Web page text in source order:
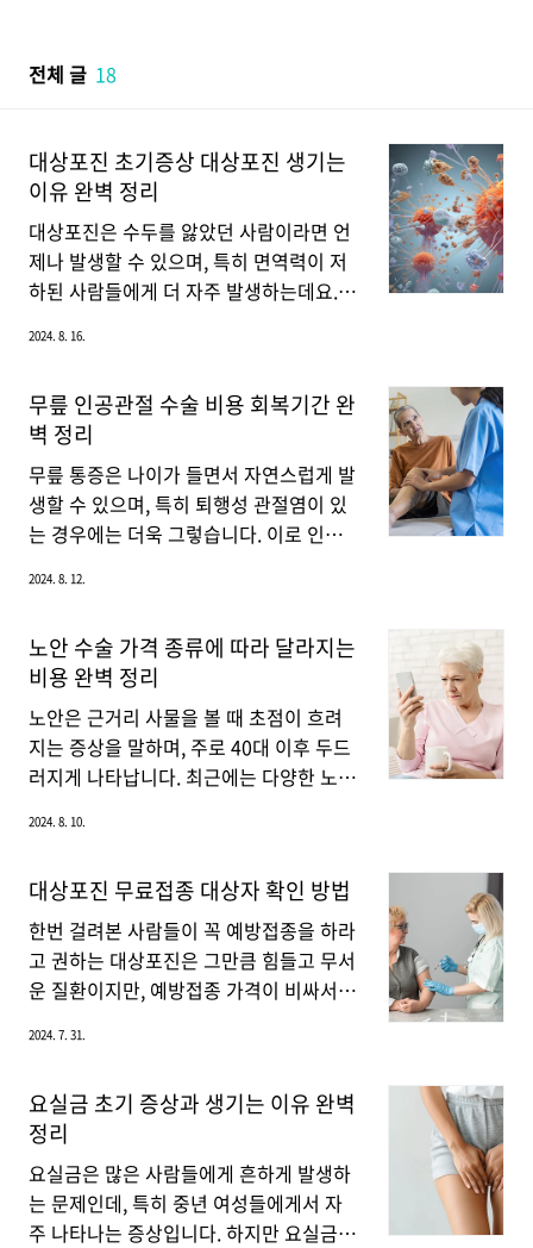
전체 글 18
대상포진 초기증상 대상포진 생기는
이유 완벽 정리
대상포진은 수두를 앓았던 사람이라면 언
제나 발생할 수 있으며, 특히 면역력이 저
하된 사람들에게 더 자주 발생하는데요.
기 증상을 조기에 발견하여 신속하게 치료
대상포진 초기증상과 함께 대상포진이 생
기는 이유에 대해서 완벽하게 알려드리겠
습니다.대상포진 생기는 이유 대상포진은
수두-대상포진 바이러스에 의해 발생하는
질환입니다. 이 바이러스는 수두를 일으킨
하되면 재활성화되어 대상포진을 유발하
사람이라면 누구나 대상포진에 걸릴 수 있
는 위험이 있습니다. 대상포진 예방접종
가격비교👆 또한, 면역력 저하는 대상포진
발병의 가장 큰 요인으로 작용합니다. 나
이..
2024. 8. 16.
무릎 인공관절 수술 비용 회복기간 완
벽 정리
무릎 통증은 나이가 들면서 자연스럽게 발
생할 수 있으며, 특히 퇴행성 관절염이 있
는 경우에는 더욱 그렇습니다. 이로 인해
비싼 수술비용과 긴 회복기간으로 망설이
에 대한 전반적인 정보와 함께 비용, 회복
기간, 그리고 국가 지원에 대해 깊이 있게
다루어 보겠습니다.무릎 인공관절 수술이
란? 무릎 인공관절 수술은 일반적으로 퇴
행성 관절염, 류머티즘 관절염, 외상 후 관
상된 환자들에게 시행됩니다. 수술 과정에
과 플라스틱으로 만들어진 인공 관절을 삽
입합니다. 이 인공 관절은 자연스러운 무
릎의 움직임을 모방하며, 환자가 통증 없
이 걷고 움직일 수 있도록 도와줍..
2024. 8. 12.
노안 수술 가격 종류에 따라 달라지는
비용 완벽 정리
노안은 근거리 사물을 볼 때 초점이 흐려
지는 증상을 말하며, 주로 40대 이후 두드
러지게 나타납니다. 최근에는 다양한 노안
는 분들은 수술의 종류와 비용, 수술 후 관
지금부터 자세히 알아보겠습니다.노안이
란? 노안은 일반적으로 40대 후반에서 50
대 초반에 시작되는 시력 변화입니다. 우
리 눈은 수정체라는 투명한 구조물을 통해
나이가 들수록 수정체의 유연성이 감소합
기 어렵게 만들며, 이 상태를 노안이라고
합니다. 초기에는 별다른 불편함을 느끼지
못할 수 있지만, 시간이 지나면 서 근거리
에서 사물을 볼 때 눈의 피로감과 불편함
이 증가하게 됩니다.노안은 ..
2024. 8. 10.
대상포진 무료접종 대상자 확인 방법
한번 걸려본 사람들이 꼭 예방접종을 하라
고 권하는 대상포진은 그만큼 힘들고 무서
운 질환이지만, 예방접종 가격이 비싸서
이에 정부는 대상포진 무료접종 대상자를
무료접종 대상자 확인하는 방법을 자세히
알려드리겠습니다.대상포진 예방접종 대
상포진 예방접종은 필수 감염병에 포함되
지 않아서 비급여로 예방접종을 받아야 합
니다. 예방접종은 백신에 따라 평생 1회 또
2024. 7. 31.
요실금 초기 증상과 생기는 이유 완벽
정리
요실금은 많은 사람들에게 흔하게 발생하
는 문제인데, 특히 중년 여성들에게서 자
주 나타나는 증상입니다. 하지만 요실금은